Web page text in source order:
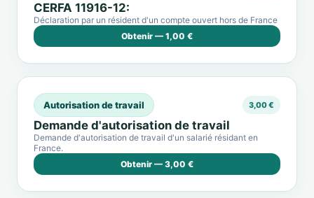
CERFA 11916-12:
Déclaration par un résident d'un compte ouvert hors de France
Obtenir — 1,00 €
Autorisation de travail 3,00 €
Demande d'autorisation de travail
Demande d'autorisation de travail d'un salarié résidant en
France.
Obtenir — 3,00 €